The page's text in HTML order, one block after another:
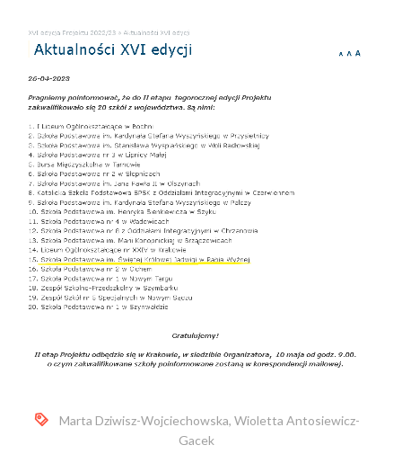
Marta Dziwisz-Wojciechowska, Wioletta Antosiewicz-
Gacek